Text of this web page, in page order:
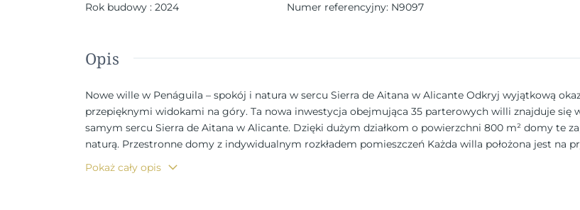
Rok budowy : 2024 Numer referencyjny: N9097
Opis
Nowe wille w Penáguila – spokój i natura w sercu Sierra de Aitana w Alicante Odkryj wyjątkową
przepięknymi widokami na góry. Ta nowa inwestycja obejmująca 35 parterowych willi znajduje się
samym sercu Sierra de Aitana w Alicante. Dzięki dużym działkom o powierzchni 800 m² domy te
naturą. Przestronne domy z indywidualnym rozkładem pomieszczeń Każda willa położona jest na
jest na jednym poziomie, zapewniając maksymalny komfort i dostępność. Do wyboru jest 5 różnych
powierzchnią zabudowy od 130 do 178 m². Wszystkie domy posiadają duże zadaszone tarasy,
Pokaż cały opis